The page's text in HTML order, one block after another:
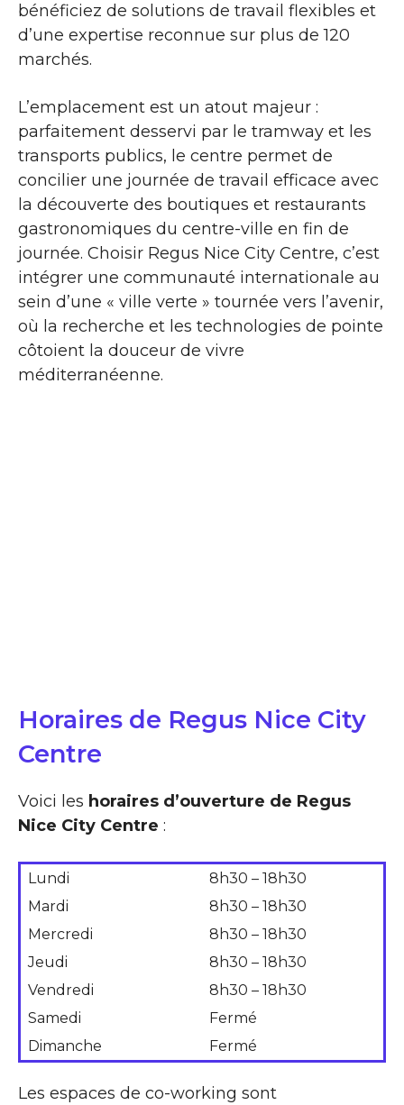
bénéficiez de solutions de travail flexibles et
d’une expertise reconnue sur plus de 120
marchés.
L’emplacement est un atout majeur :
parfaitement desservi par le tramway et les
transports publics, le centre permet de
concilier une journée de travail efficace avec
la découverte des boutiques et restaurants
gastronomiques du centre-ville en fin de
journée. Choisir Regus Nice City Centre, c’est
intégrer une communauté internationale au
sein d’une « ville verte » tournée vers l’avenir,
où la recherche et les technologies de pointe
côtoient la douceur de vivre
méditerranéenne.
Horaires de Regus Nice City
Centre
Voici les horaires d’ouverture de Regus
Nice City Centre :
Lundi
8h30 – 18h30
Mardi
8h30 – 18h30
Mercredi
8h30 – 18h30
Jeudi
8h30 – 18h30
Vendredi
8h30 – 18h30
Samedi
Fermé
Dimanche
Fermé
Les espaces de co-working sont